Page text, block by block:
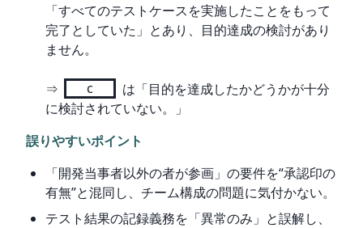
「すべてのテストケースを実施したことをもって
完了としていた」とあり、目的達成の検討があり
ません。
⇒ c
は「目的を達成したかどうかが十分
に検討されていない。」
誤りやすいポイント
「開発当事者以外の者が参画」の要件を“承認印の
有無”と混同し、チーム構成の問題に気付かない。
テスト結果の記録義務を「異常のみ」と誤解し、